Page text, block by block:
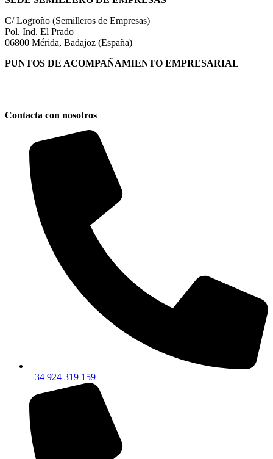
C/ Logroño (Semilleros de Empresas)
Pol. Ind. El Prado
06800 Mérida, Badajoz (España)
PUNTOS DE ACOMPAÑAMIENTO EMPRESARIAL
Contacta con nosotros
+34 924 319 159